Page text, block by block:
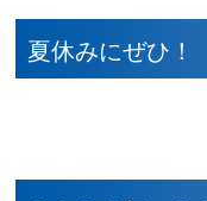
夏休みにぜひ！